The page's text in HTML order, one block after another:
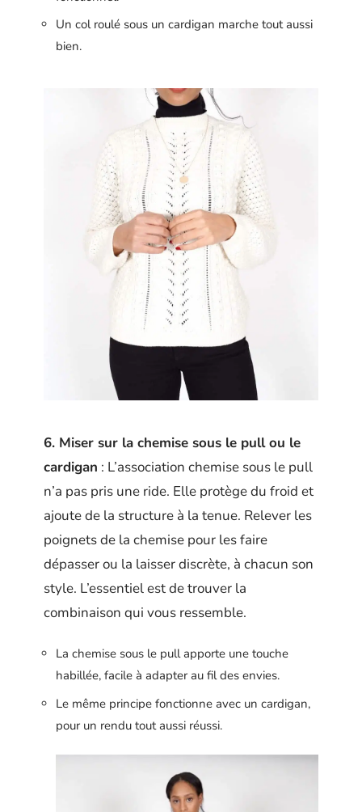
Un col roulé sous un cardigan marche tout aussi
bien.
6. Miser sur la chemise sous le pull ou le
cardigan : L’association chemise sous le pull
n’a pas pris une ride. Elle protège du froid et
ajoute de la structure à la tenue. Relever les
poignets de la chemise pour les faire
dépasser ou la laisser discrète, à chacun son
style. L’essentiel est de trouver la
combinaison qui vous ressemble.
La chemise sous le pull apporte une touche
habillée, facile à adapter au fil des envies.
Le même principe fonctionne avec un cardigan,
pour un rendu tout aussi réussi.